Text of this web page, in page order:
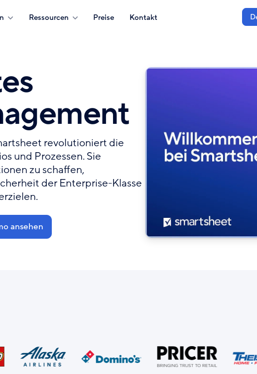
Ressourcen Preise Kontakt
revolutioniert die
und Prozessen. Sie
zu schaffen,
der Enterprise-Klasse
ansehen